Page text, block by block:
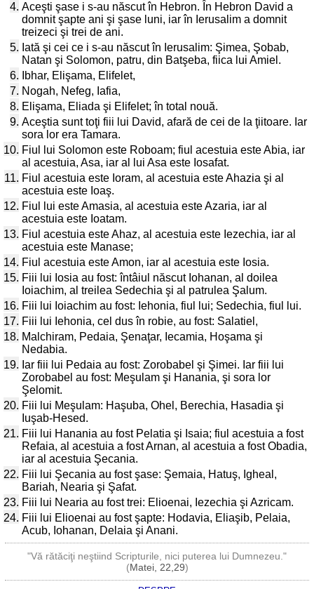
4. Aceşti şase i s-au născut în Hebron. În Hebron David a
domnit şapte ani şi şase luni, iar în Ierusalim a domnit
treizeci şi trei de ani.
5. Iată şi cei ce i s-au născut în Ierusalim: Şimea, Şobab,
Natan şi Solomon, patru, din Batşeba, fiica lui Amiel.
6.
Ibhar, Elişama, Elifelet,
7. Nogah, Nefeg, Iafia,
8. Elişama, Eliada şi Elifelet; în total nouă.
9. Aceştia sunt toţi fiii lui David, afară de cei de la ţiitoare. Iar
sora lor era Tamara.
10. Fiul lui Solomon este Roboam; fiul acestuia este Abia, iar
al acestuia, Asa, iar al lui Asa este Iosafat.
11. Fiul acestuia este Ioram, al acestuia este Ahazia şi al
acestuia este Ioaş.
12. Fiul lui este Amasia, al acestuia este Azaria, iar al
acestuia este Ioatam.
13. Fiul acestuia este Ahaz, al acestuia este Iezechia, iar al
acestuia este Manase;
14. Fiul acestuia este Amon, iar al acestuia este Iosia.
15. Fiii lui Iosia au fost: întâiul născut Iohanan, al doilea
Ioiachim, al treilea Sedechia şi al patrulea Şalum.
16. Fiii lui Ioiachim au fost: Iehonia, fiul lui; Sedechia, fiul lui.
17. Fiii lui Iehonia, cel dus în robie, au fost: Salatiel,
18. Malchiram, Pedaia, Şenaţar, Iecamia, Hoşama şi
Nedabia.
19. Iar fiii lui Pedaia au fost: Zorobabel şi Şimei. Iar fiii lui
Zorobabel au fost: Meşulam şi Hanania, şi sora lor
Şelomit.
20. Fiii lui Meşulam: Haşuba, Ohel, Berechia, Hasadia şi
Iuşab-Hesed.
21. Fiii lui Hanania au fost Pelatia şi Isaia; fiul acestuia a fost
Refaia, al acestuia a fost Arnan, al acestuia a fost Obadia,
iar al acestuia Şecania.
22. Fiii lui Şecania au fost şase: Şemaia, Hatuş, Igheal,
Bariah, Nearia şi Şafat.
23. Fiii lui Nearia au fost trei: Elioenai, Iezechia şi Azricam.
24. Fiii lui Elioenai au fost şapte: Hodavia, Eliaşib, Pelaia,
Acub, Iohanan, Delaia şi Anani.
"Vă rătăciţi neştiind Scripturile, nici puterea lui Dumnezeu."
(Matei, 22,29)